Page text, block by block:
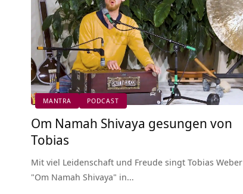
MANTRA PODCAST
Om Namah Shivaya gesungen von
Tobias
Mit viel Leidenschaft und Freude singt Tobias Weber
"Om Namah Shivaya" in…